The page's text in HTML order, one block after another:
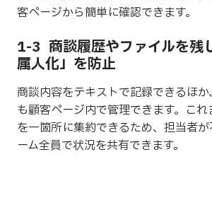
客ページから簡単に確認できます。
1-3 商談履歴やファイルを残
属人化」を防止
商談内容をテキストで記録できるほ
も顧客ページ内で管理できます。こ
を一箇所に集約できるため、担当者
ーム全員で状況を共有できます。